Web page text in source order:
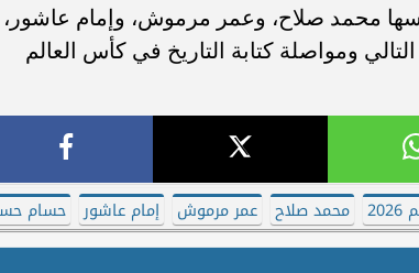
محمد صلاح، وعمر مرموش، وإمام عاشور،
ومواصلة كتابة التاريخ في كأس العالم
محمد صلاح عمر مرموش إمام عاشور حسام